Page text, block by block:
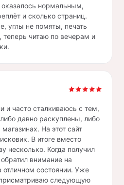
нормальным,
и сколько страниц.
углы не помяты, печать
теперь читаю по вечерам и
и часто сталкиваюсь с тем,
давно раскуплены, либо
На этот сайт
В итоге вместо
несколько. Когда получил
внимание на
отличном состоянии. Уже
присматриваю следующую